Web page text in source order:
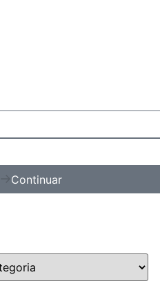
Continuar